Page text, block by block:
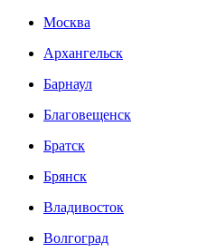
Москва
Архангельск
Барнаул
Благовещенск
Братск
Брянск
Владивосток
Волгоград